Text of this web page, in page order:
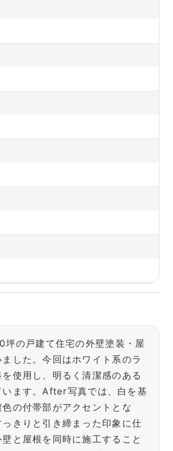
坪の戸建て住宅の外壁塗装・屋
した。今回はホワイト系のラ
使用し、明るく清潔感のある
ます。After写真では、白を基
の付帯部がアクセントとな
きりと引き締まった印象に仕
壁と屋根を同時に施工すること